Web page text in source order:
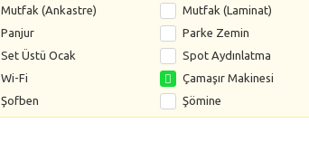
Mutfak (Ankastre)
Mutfak (Laminat)
Panjur
Parke Zemin
Set Üstü Ocak
Spot Aydınlatma
Wi-Fi
Çamaşır Makinesi
Şofben Şömine